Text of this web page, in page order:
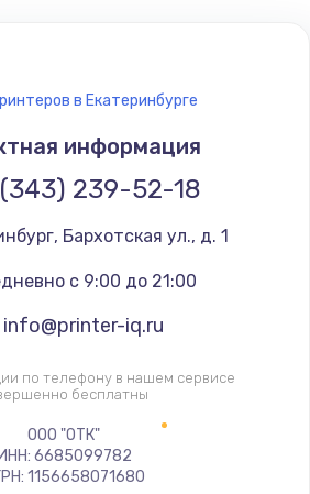
Грязная печать
350 руб.
Заказать
сканирующей головки
1350 руб.
Заказать
восстановление ПО
в Екатеринбурге
информация
239-52-18
, Бархотская ул., д. 1
с 9:00 до 21:00
info@printer-iq.ru
по телефону в нашем сервисе
бесплатны
ООО "ОТК"
ИНН: 6685099782
1156658071680